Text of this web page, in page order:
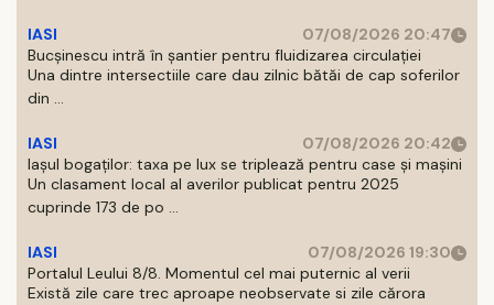
IASI
07/08/2026 20:47
Bucșinescu intră în șantier pentru fluidizarea circulației
Una dintre intersectiile care dau zilnic bătăi de cap soferilor
din ...
IASI
07/08/2026 20:42
Iașul bogaților: taxa pe lux se triplează pentru case și mașini
Un clasament local al averilor publicat pentru 2025
cuprinde 173 de po ...
IASI
07/08/2026 19:30
Portalul Leului 8/8. Momentul cel mai puternic al verii
Există zile care trec aproape neobservate si zile cărora